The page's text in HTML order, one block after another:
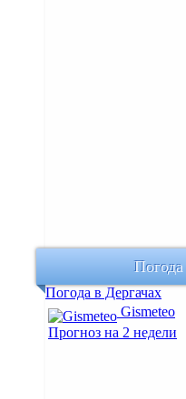
Погода
Погода в Дергачах
Gismeteo
Прогноз на 2 недели